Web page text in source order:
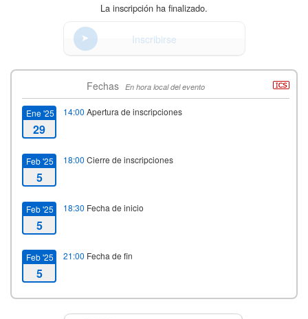
La inscripción ha finalizado.
Inscribirse
Fechas En hora local del evento
Ene '25
29
14:00 Apertura de inscripciones
Feb '25
5
18:00 Cierre de inscripciones
Feb '25
5
18:30 Fecha de inicio
Feb '25
5
21:00 Fecha de fin